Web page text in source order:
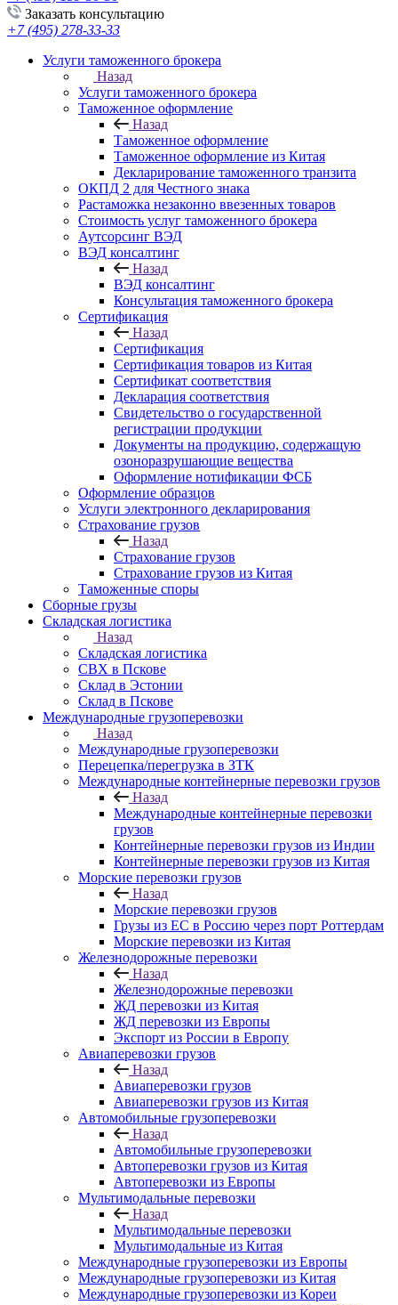
Заказать консультацию
+7 (495) 278-33-33
Услуги таможенного брокера
Назад
Услуги таможенного брокера
Таможенное оформление
Назад
Таможенное оформление
Таможенное оформление из Китая
Декларирование таможенного транзита
ОКПД 2 для Честного знака
Растаможка незаконно ввезенных товаров
Стоимость услуг таможенного брокера
Аутсорсинг ВЭД
ВЭД консалтинг
Назад
ВЭД консалтинг
Консультация таможенного брокера
Сертификация
Назад
Сертификация
Сертификация товаров из Китая
Сертификат соответствия
Декларация соответствия
Свидетельство о государственной
регистрации продукции
Документы на продукцию, содержащую
озоноразрушающие вещества
Оформление нотификации ФСБ
Оформление образцов
Услуги электронного декларирования
Страхование грузов
Назад
Страхование грузов
Страхование грузов из Китая
Таможенные споры
Сборные грузы
Складская логистика
Назад
Складская логистика
СВХ в Пскове
Склад в Эстонии
Склад в Пскове
Международные грузоперевозки
Назад
Международные грузоперевозки
Перецепка/перегрузка в ЗТК
Международные контейнерные перевозки грузов
Назад
Международные контейнерные перевозки
грузов
Контейнерные перевозки грузов из Индии
Контейнерные перевозки грузов из Китая
Морские перевозки грузов
Назад
Морские перевозки грузов
Грузы из ЕС в Россию через порт Роттердам
Морские перевозки из Китая
Железнодорожные перевозки
Назад
Железнодорожные перевозки
ЖД перевозки из Китая
ЖД перевозки из Европы
Экспорт из России в Европу
Авиаперевозки грузов
Назад
Авиаперевозки грузов
Авиаперевозки грузов из Китая
Автомобильные грузоперевозки
Назад
Автомобильные грузоперевозки
Автоперевозки грузов из Китая
Автоперевозки из Европы
Мультимодальные перевозки
Назад
Мультимодальные перевозки
Мультимодальные из Китая
Международные грузоперевозки из Европы
Международные грузоперевозки из Китая
Международные грузоперевозки из Кореи